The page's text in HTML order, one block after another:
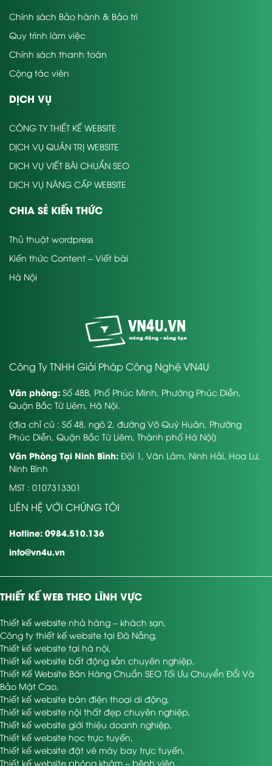
Chính sách Bảo hành & Bảo trì
Quy trình làm việc
Chính sách thanh toán
Cộng tác viên
DỊCH VỤ
CÔNG TY THIẾT KẾ WEBSITE
DỊCH VỤ QUẢN TRỊ WEBSITE
DỊCH VỤ VIẾT BÀI CHUẨN SEO
DỊCH VỤ NÂNG CẤP WEBSITE
CHIA SẺ KIẾN THỨC
Thủ thuật wordpress
Kiến thức Content – Viết bài
Hà Nội
Công Ty TNHH Giải Pháp Công Nghệ VN4U
Văn phòng: Số 48B, Phố Phúc Minh, Phường Phúc Diễn,
Quận Bắc Từ Liêm, Hà Nội.
(địa chỉ cũ : Số 48, ngõ 2, đường Võ Quý Huân, Phường
Phúc Diễn, Quận Bắc Từ Liêm, Thành phố Hà Nội)
Văn Phòng Tại Ninh Bình: Đội 1, Văn Lâm, Ninh Hải, Hoa Lư,
Ninh Bình
MST : 0107313301
LIÊN HỆ VỚI CHÚNG TÔI
Hotline: 0984.510.136
info@vn4u.vn
THIẾT KẾ WEB THEO LĨNH VỰC
Thiết kế website nhà hàng – khách sạn,
Công ty thiết kế website tại Đà Nẵng,
Thiết kế website tại hà nội,
Thiết kế website bất động sản chuyên nghiệp,
Thiết Kế Website Bán Hàng Chuẩn SEO Tối Ưu Chuyển Đổi Và
Bảo Mật Cao,
Thiết kế website bán điện thoại di động,
Thiết kế website nội thất đẹp chuyên nghiệp,
Thiết kế website giới thiệu doanh nghiệp,
Thiết kế website học trực tuyến,
Thiết kế website đặt vé máy bay trực tuyến,
Thiết kế website phòng khám – bệnh viện,